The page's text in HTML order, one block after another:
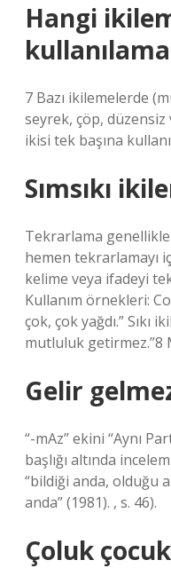
Hangi
7 Bazı ikilemelerde
seyrek, çöp,
ikisi tek başına
Sımsıkı
Tekrarlama
hemen tekrarlamayı
kelime veya ifadeyi
Kullanım örnekleri:
çok, çok yağdı.” Sıkı
mutluluk getirmez.”8
Gelir
“-mAz” ekini “Aynı
başlığı altında
“bildiği anda, olduğu
anda” (1981). , s. 46).
Çoluk